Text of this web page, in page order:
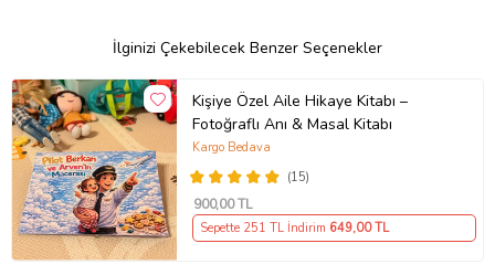
Kağıt Cinsi 2. Hamur
Sayfa Sayısı 192
Kapak Türü Karton Kapak
İlginizi Çekebilecek Benzer Seçenekler
Kişiye Özel Aile Hikaye Kitabı –
Fotoğraflı Anı & Masal Kitabı
(15)
Kargo Bedava
900,00 TL
Sepette 251 TL İndirim 649,00 TL